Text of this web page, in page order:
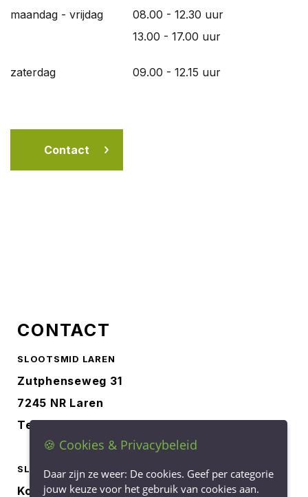
maandag - vrijdag
08.00 - 12.30 uur
13.00 - 17.00 uur
zaterdag 09.00 - 12.15 uur
Contact
CONTACT
SLOOTSMID LAREN
Zutphenseweg 31
7245 NR Laren
Tel.
SLOOTSMID BORCULO
Korenbree 40a
🍪 Cookies & Privacybeleid
Daar zijn ze weer: De cookies. Geef per categorie
jouw keuze voor het gebruik van cookies aan.